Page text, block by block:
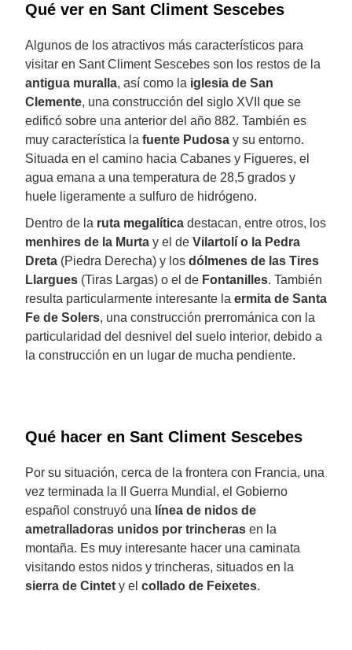
Qué ver en Sant Climent Sescebes
Algunos de los atractivos más característicos para
visitar en Sant Climent Sescebes son los restos de la
antigua muralla, así como la iglesia de San
Clemente, una construcción del siglo XVII que se
edificó sobre una anterior del año 882. También es
muy característica la fuente Pudosa y su entorno.
Situada en el camino hacia Cabanes y Figueres, el
agua emana a una temperatura de 28,5 grados y
huele ligeramente a sulfuro de hidrógeno.
Dentro de la ruta megalítica destacan, entre otros, los
menhires de la Murta y el de Vilartolí o la Pedra
Dreta (Piedra Derecha) y los dólmenes de las Tires
Llargues (Tiras Largas) o el de Fontanilles. También
resulta particularmente interesante la ermita de Santa
Fe de Solers, una construcción prerrománica con la
particularidad del desnivel del suelo interior, debido a
la construcción en un lugar de mucha pendiente.
Qué hacer en Sant Climent Sescebes
Por su situación, cerca de la frontera con Francia, una
vez terminada la II Guerra Mundial, el Gobierno
español construyó una línea de nidos de
ametralladoras unidos por trincheras en la
montaña. Es muy interesante hacer una caminata
visitando estos nidos y trincheras, situados en la
sierra de Cintet y el collado de Feixetes.